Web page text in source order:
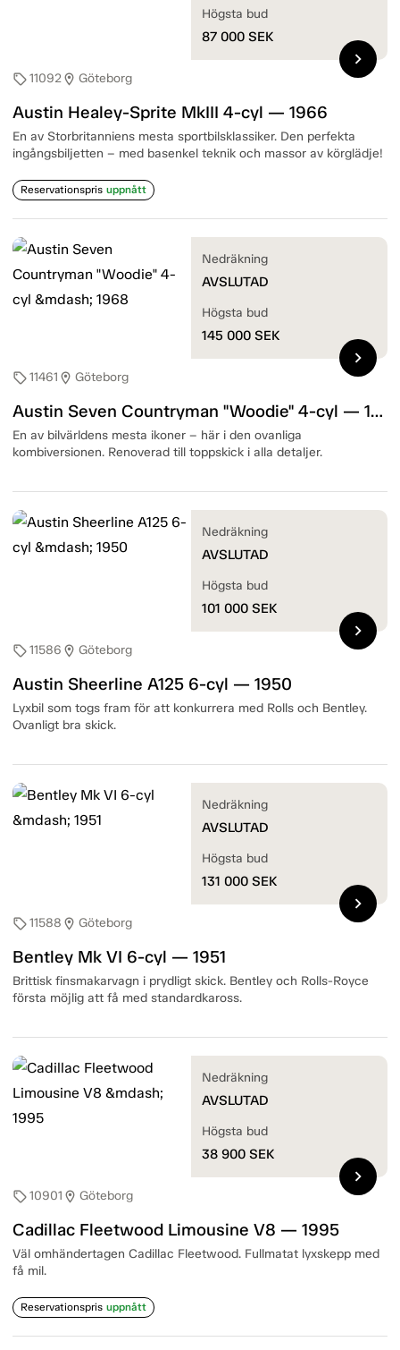
sell11092location_on Göteborg
Austin Healey-Sprite MkIII 4-cyl — 1966
En av Storbritanniens mesta sportbilsklassiker. Den perfekta
ingångsbiljetten – med basenkel teknik och massor av körglädje!
Reservationspris uppnått
Högsta bud
87 000 SEK
chevron_right
sell11461 location_on Göteborg
Austin Seven Countryman "Woodie" 4-cyl — 1968
En av bilvärldens mesta ikoner – här i den ovanliga
kombiversionen. Renoverad till toppskick i alla detaljer.
Nedräkning
AVSLUTAD
Högsta bud
145 000 SEK
chevron_right
sell11586 location_on Göteborg
Austin Sheerline A125 6-cyl — 1950
Lyxbil som togs fram för att konkurrera med Rolls och Bentley.
Ovanligt bra skick.
Nedräkning
AVSLUTAD
Högsta bud
101 000 SEK
chevron_right
sell11588 location_on Göteborg
Bentley Mk VI 6-cyl — 1951
Brittisk finsmakarvagn i prydligt skick. Bentley och Rolls-Royce
första möjlig att få med standardkaross.
Nedräkning
AVSLUTAD
Högsta bud
131 000 SEK
chevron_right
sell10901 location_on Göteborg
Cadillac Fleetwood Limousine V8 — 1995
Väl omhändertagen Cadillac Fleetwood. Fullmatat lyxskepp med
få mil.
Reservationspris uppnått
Nedräkning
AVSLUTAD
Högsta bud
38 900 SEK
chevron_right